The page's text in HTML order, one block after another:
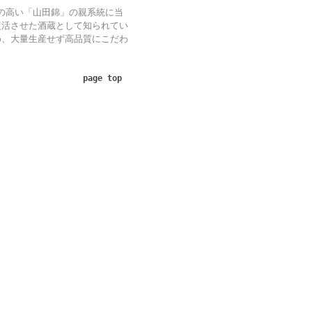
い「山田錦」の親系統に当
させた酒蔵として知られてい
大量生産せず高品質にこだわ
page top